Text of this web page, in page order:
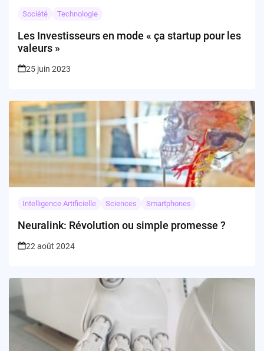
Société Technologie
Les Investisseurs en mode « ça startup pour les
valeurs »
25 juin 2023
Intelligence Artificielle Sciences Smartphones
Neuralink: Révolution ou simple promesse ?
22 août 2024